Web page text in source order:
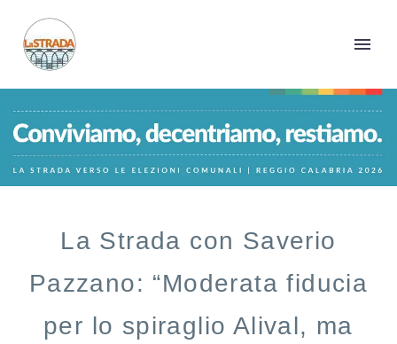
La Strada con Saverio
Pazzano: “Moderata fiducia
per lo spiraglio Alival, ma